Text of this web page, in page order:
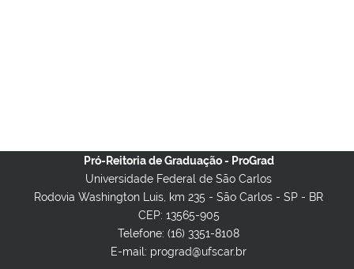
Pró-Reitoria de Graduação - ProGrad
Universidade Federal de São Carlos
Rodovia Washington Luis, km 235 - São Carlos - SP - BR
CEP: 13565-905
Telefone: (16) 3351-8108
E-mail: prograd@ufscar.br